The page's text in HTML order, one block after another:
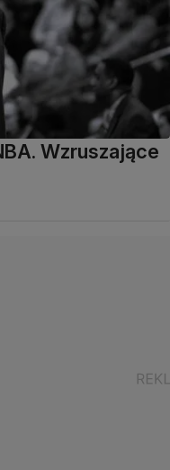
Wzruszające